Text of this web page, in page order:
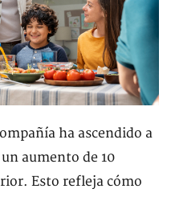
ha ascendido a
aumento de 10
Esto refleja cómo